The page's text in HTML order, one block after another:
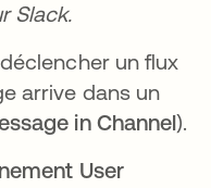
Slack.
un flux
arrive dans un
in Channel).
User